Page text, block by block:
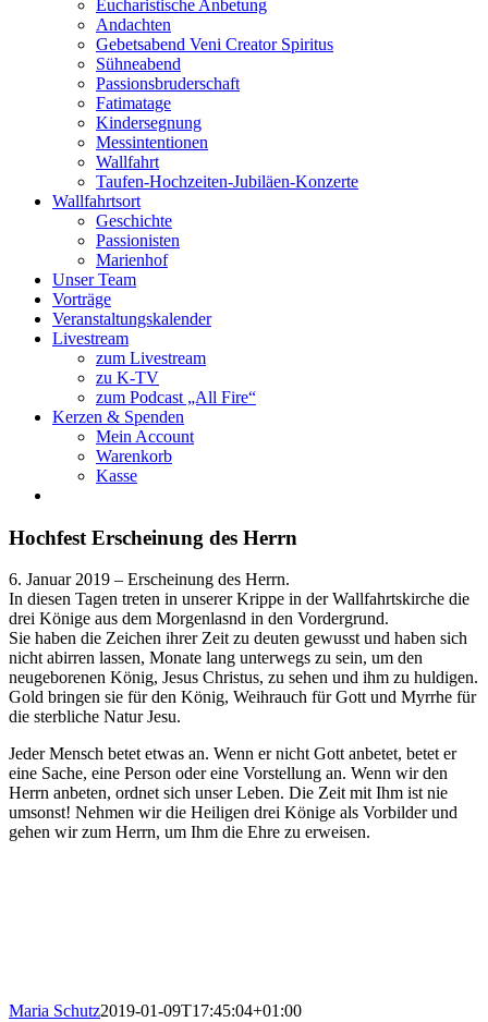
Eucharistische Anbetung
Andachten
Gebetsabend Veni Creator Spiritus
Sühneabend
Passionsbruderschaft
Fatimatage
Kindersegnung
Messintentionen
Wallfahrt
Taufen-Hochzeiten-Jubiläen-Konzerte
Wallfahrtsort
Geschichte
Passionisten
Marienhof
Unser Team
Vorträge
Veranstaltungskalender
Livestream
zum Livestream
zu K-TV
zum Podcast „All Fire“
Kerzen & Spenden
Mein Account
Warenkorb
Kasse
Hochfest Erscheinung des Herrn
6. Januar 2019 – Erscheinung des Herrn.
In diesen Tagen treten in unserer Krippe in der Wallfahrtskirche die
drei Könige aus dem Morgenlasnd in den Vordergrund.
Sie haben die Zeichen ihrer Zeit zu deuten gewusst und haben sich
nicht abirren lassen, Monate lang unterwegs zu sein, um den
neugeborenen König, Jesus Christus, zu sehen und ihm zu huldigen.
Gold bringen sie für den König, Weihrauch für Gott und Myrrhe für
die sterbliche Natur Jesu.
Jeder Mensch betet etwas an. Wenn er nicht Gott anbetet, betet er
eine Sache, eine Person oder eine Vorstellung an. Wenn wir den
Herrn anbeten, ordnet sich unser Leben. Die Zeit mit Ihm ist nie
umsonst! Nehmen wir die Heiligen drei Könige als Vorbilder und
gehen wir zum Herrn, um Ihm die Ehre zu erweisen.
Maria Schutz2019-01-09T17:45:04+01:00